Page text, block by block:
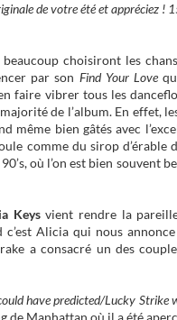
de votre été et appréciez !
choisiront les
par son Find Your Love
faire vibrer tous les
de l’album. En effet,
même bien gâtés avec
comme du sirop d’érable
où l’on est bien souvent
Keysvient rendre la
c’est Alicia qui nous
a consacré un des
have predicted/Lucky Strike
Manhattan où il a été